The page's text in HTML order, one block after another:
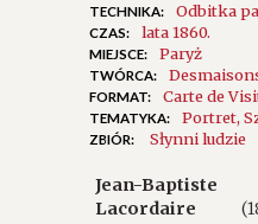
TECHNIKA: Odbitka
CZAS: lata 1860.
MIEJSCE: Paryż
TWÓRCA:
FORMAT: Carte de
TEMATYKA: Portret
ZBIÓR: Słynni ludzie
Jean-
Lacordaire